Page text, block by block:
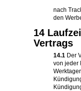
nach
den
14
Vertrags
14.1 Der
von jeder